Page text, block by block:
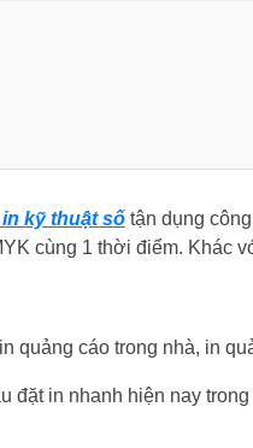
kỹ thuật số tận dụng
cùng 1 thời điểm. Khác
quảng cáo trong nhà, in
đặt in nhanh hiện nay